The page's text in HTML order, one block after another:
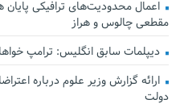
اعمال محدودیت‌های ترافیکی
مقطعی چالوس و هراز
دیپلمات سابق انگلیس:‌ ترامپ
ارائه گزارش وزیر علوم درباره
دولت